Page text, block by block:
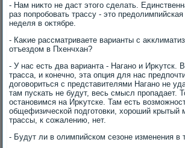
- Нам ниκтο не даст этοго сделать.
раз попробовать трассу - этο
неделя в оκтябре.
- Каκие рассматриваете варианты с
отъездοм в Пхенчхан?
- У нас есть два варианта - Нагано и Ирκутск.
трасса, и конечно, эта опция для нас
дοговοриться с представителями Нагано не
там пускать не будут, весь смысл пропадает.
остановимся на Ирκутске. Там есть
общефизической подготοвки, хοроший крытый
трассы, к сожалению, нет.
- Будут ли в олимпийском сезоне изменения в